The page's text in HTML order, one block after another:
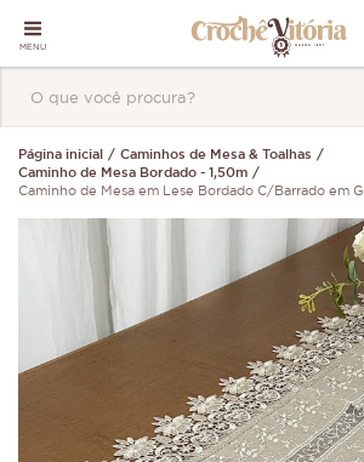
MENU
Página inicial
Caminhos de Mesa & Toalhas
Caminho de Mesa Bordado - 1,50m
Caminho de Mesa em Lese Bordado C/Barrado em